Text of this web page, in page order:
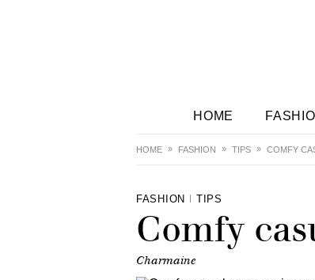
HOME
HOME FASHION TIPS COMFY
FASHION TIPS
Comfy
Charmaine